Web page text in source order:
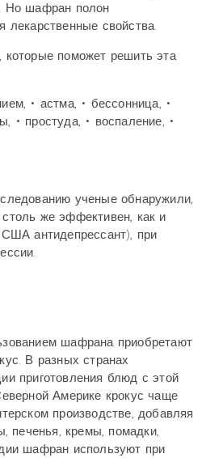
Но шафран полон
лекарственные свойства.
поможет решить эта
• астма, • бессонница, •
• простуда, • воспаление, •
ученые обнаружили,
же эффективен, как и
антидепрессант), при
шафрана приобретают
В разных странах
приготовления блюд с этой
Америке крокус чаще
производстве, добавляя
печенья, кремы, помадки,
шафран используют при